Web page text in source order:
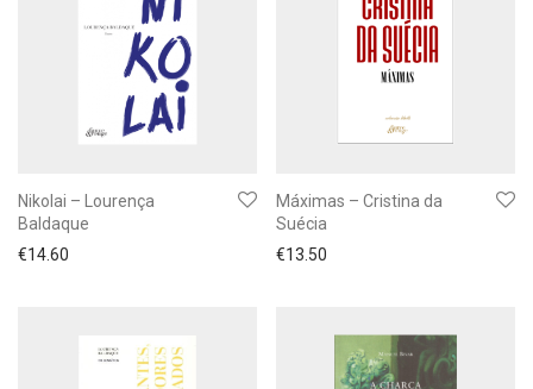
Nikolai – Lourença
Baldaque
€14.60
Máximas – Cristina da
Suécia
€13.50